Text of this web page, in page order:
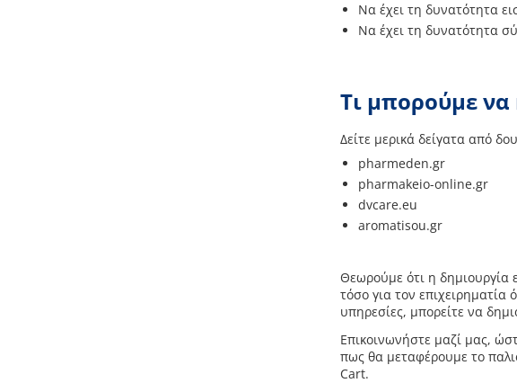
Να έχει τη δυνατότητα
Να έχει τη δυνατότητα
Τι μπορούμε να
Δείτε μερικά δείγατα από
pharmeden.gr
pharmakeio-online.gr
dvcare.eu
aromatisou.gr
Θεωρούμε ότι η δημιουργία
τόσο για τον
υπηρεσίες, μπορείτε να
Επικοινωνήστε μαζί μας,
πως θα μεταφέρουμε το
Cart.